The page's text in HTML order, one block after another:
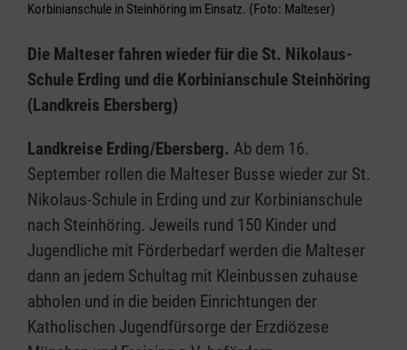
Korbinianschule in Steinhöring im Einsatz. (Foto: Malteser)
Die Malteser fahren wieder für die St. Nikolaus-
Schule Erding und die Korbinianschule Steinhöring
(Landkreis Ebersberg)
Landkreise Erding/Ebersberg. Ab dem 16.
September rollen die Malteser Busse wieder zur St.
Nikolaus-Schule in Erding und zur Korbinianschule
nach Steinhöring. Jeweils rund 150 Kinder und
Jugendliche mit Förderbedarf werden die Malteser
dann an jedem Schultag mit Kleinbussen zuhause
abholen und in die beiden Einrichtungen der
Katholischen Jugendfürsorge der Erzdiözese